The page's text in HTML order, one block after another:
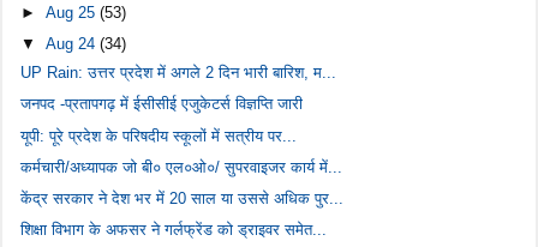
►Aug 25(53)
▼Aug 24(34)
UP Rain: उत्तर प्रदेश में अगले 2 दिन भारी बारिश, म...
जनपद -प्रतापगढ़ में ईसीसीई एजुकेटर्स विज्ञप्ति जारी
यूपी: पूरे प्रदेश के परिषदीय स्कूलों में सत्रीय पर...
कर्मचारी/अध्यापक जो बी० एल०ओ०/ सुपरवाइजर कार्य में...
केंद्र सरकार ने देश भर में 20 साल या उससे अधिक पुर...
शिक्षा विभाग के अफसर ने गर्लफ्रेंड को ड्राइवर समेत...